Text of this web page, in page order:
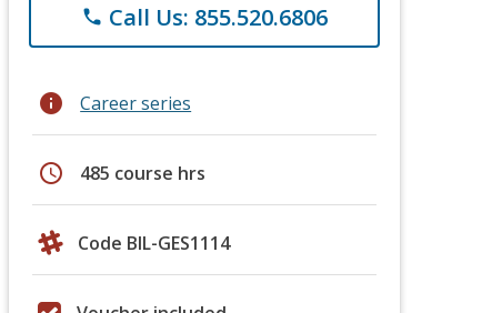
phone Call Us: 855.520.6806
info Career series
schedule 485 course hrs
Code BIL-GES1114